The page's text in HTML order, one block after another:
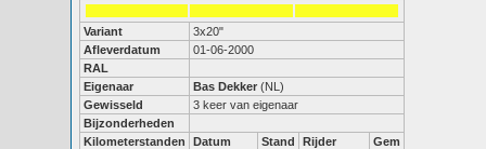
Variant
3x20"
Afleverdatum
01-06-2000
RAL
Eigenaar
Bas Dekker (NL)
Gewisseld
3 keer van eigenaar
Bijzonderheden
Kilometerstanden
Datum Stand Rijder
Gem